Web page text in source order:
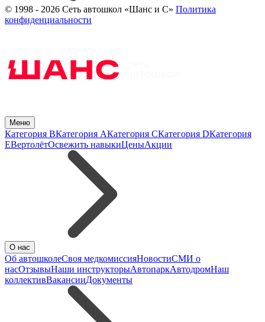
© 1998 - 2026 Сеть автошкол «Шанс и С» Политика
конфиденциальности
Меню
Категория BКатегория AКатегория CКатегория DКатегория
EВертолётОсвежить навыкиЦеныАкции
О нас
Об автошколеСвоя медкомиссияНовостиСМИ о
насОтзывыНаши инструкторыАвтопаркАвтодромНаш
коллективВакансииДокументы